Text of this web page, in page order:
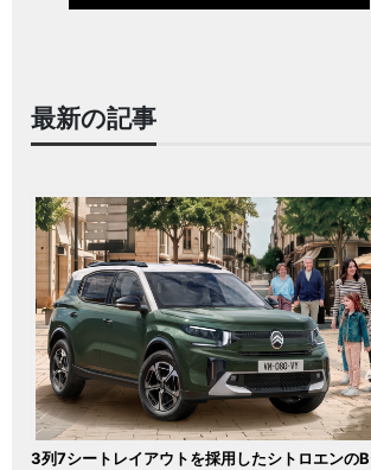
最新の記事
3列7シートレイアウトを採用したシトロエンの